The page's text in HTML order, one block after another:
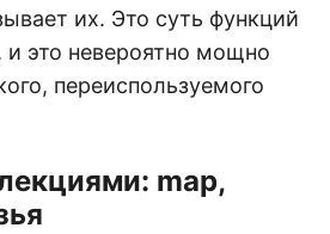
их. Это суть функций
и это невероятно мощно
переиспользуемого
map,